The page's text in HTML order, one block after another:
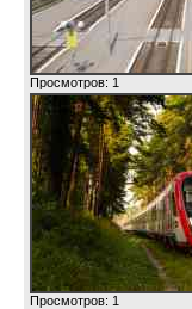
Просмотров: 1
Просмотров: 1